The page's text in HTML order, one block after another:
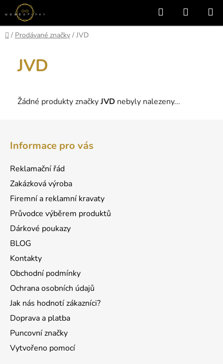
Přejít
na
obsah
Hledat
KOŠÍK
Domů
/ Prodávané značky / JVD
JVD
Žádné produkty značkyJVD nebyly nalezeny...
Informace pro vás
Reklamační řád
Zakázková výroba
Firemní a reklamní kravaty
Průvodce výběrem produktů
Dárkové poukazy
BLOG
Kontakty
Obchodní podmínky
Ochrana osobních údajů
Jak nás hodnotí zákazníci?
Doprava a platba
Puncovní značky
Vytvořeno pomocí